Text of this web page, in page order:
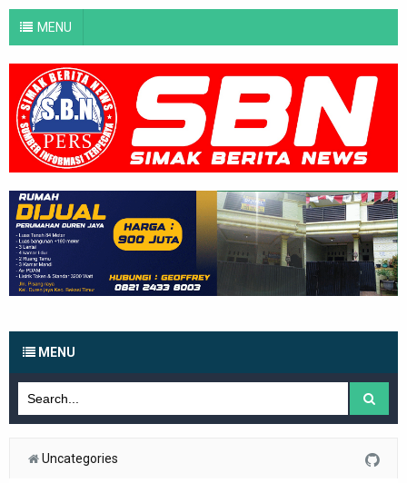
MENU
MENU
Uncategories